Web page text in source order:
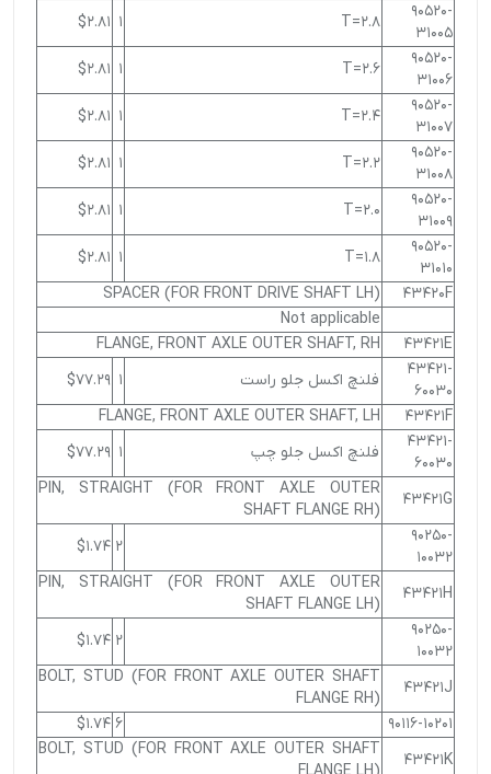
90520-
31005
T=2.8
1
$2.81
90520-
31006
T=2.6
1
$2.81
90520-
31007
T=2.4
1
$2.81
90520-
31008
T=2.2
1
$2.81
90520-
31009
T=2.0
1
$2.81
90520-
31010
T=1.8
1
$2.81
43420F
SPACER (FOR FRONT DRIVE SHAFT LH)
Not applicable
43421E
FLANGE, FRONT AXLE OUTER SHAFT, RH
43421-
60030
فلنچ اکسل جلو راست 1
$77.29
43421F
FLANGE, FRONT AXLE OUTER SHAFT, LH
43421-
60030
فلنچ اکسل جلو چپ 1
$77.29
43421G
PIN, STRAIGHT (FOR FRONT AXLE OUTER
SHAFT FLANGE RH)
90250-
10032
2
$1.74
43421H
PIN, STRAIGHT (FOR FRONT AXLE OUTER
SHAFT FLANGE LH)
90250-
10032
2
$1.74
43421J
BOLT, STUD (FOR FRONT AXLE OUTER SHAFT
FLANGE RH)
90116-10201
6
$1.74
43421K
BOLT, STUD (FOR FRONT AXLE OUTER SHAFT